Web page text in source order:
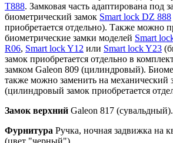
T888. Замковая часть адаптирована под
биометрический замок Smart lock DZ 888
приобретается отдельно). Также можно
биометрические замки моделей Smart
R06, Smart lock Y12 или Smart lock Y23
замок приобретается отдельно в
замком Galeon 809 (цилиндровый).
также можно заменить на механический
(цилиндровый замок приобретается
Замок верхний Galeon 817 (сувальдный).
Фурнитура Ручка, ночная задвижка на
(цвет "черный").